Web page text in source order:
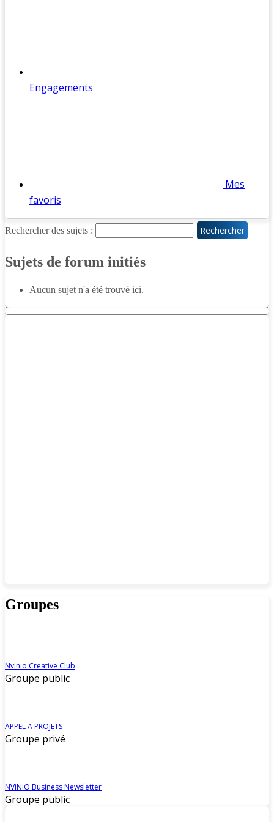
Engagements
Mes
favoris
Rechercher des sujets :
Sujets de forum initiés
Aucun sujet n'a été trouvé ici.
Groupes
Nvinio Creative Club
Groupe public
APPEL A PROJETS
Groupe privé
NViNiO Business Newsletter
Groupe public